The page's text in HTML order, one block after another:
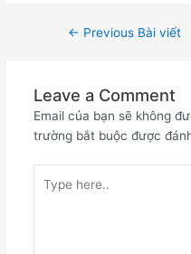
← Previous Bài viết
Leave a Comment
Email của bạn sẽ không
trường bắt buộc được
here..